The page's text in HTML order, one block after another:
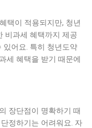
택이 적용되지만, 청년
비과세 혜택까지 제공
있어요. 특히 청년도약
세 혜택을 받기 때문에
장단점이 명확하기 때
정하기는 어려워요. 자